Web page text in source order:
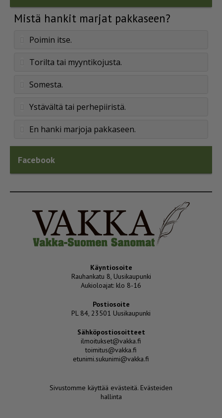
Mistä hankit marjat pakkaseen?
Poimin itse.
Torilta tai myyntikojusta.
Somesta.
Ystävältä tai perhepiiristä.
En hanki marjoja pakkaseen.
Facebook
Käyntiosoite
Rauhankatu 8, Uusikaupunki
Aukioloajat: klo 8-16
Postiosoite
PL 84, 23501 Uusikaupunki
Sähköpostiosoitteet
ilmoitukset@vakka.fi
toimitus@vakka.fi
etunimi.sukunimi@vakka.fi
Sivustomme käyttää evästeitä. Evästeiden
hallinta